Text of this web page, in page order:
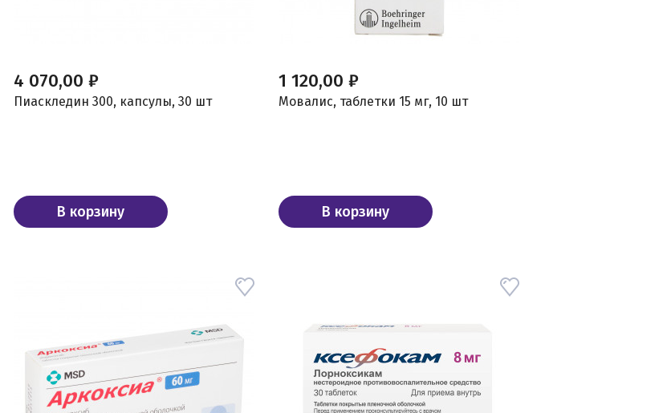
4 070,00 ₽
Пиаскледин 300, капсулы, 30 шт
В корзину
1 120,00 ₽
Мовалис, таблетки 15 мг, 10 шт
В корзину